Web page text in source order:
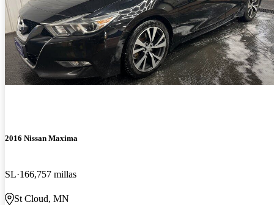
2016 Nissan Maxima
SL 166,757 millas
St Cloud, MN